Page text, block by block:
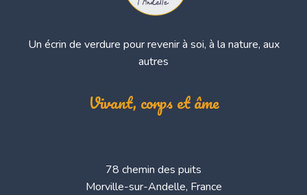
Un écrin de verdure pour revenir à soi, à la nature, aux
autres
Vivant, corps et âme
78 chemin des puits
Morville-sur-Andelle, France